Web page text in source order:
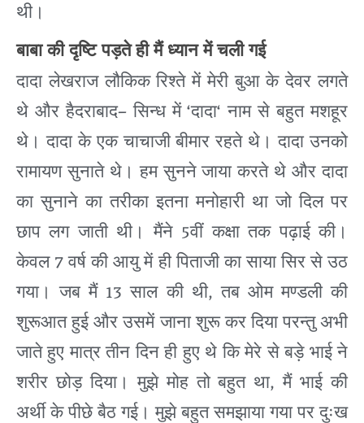
थी।
बाबा की दृष्टि पड़ते ही मैं ध्यान में चली गई
दादा लेखराज लौकिक रिश्ते में मेरी बुआ के देवर लगते
थे और हैदराबाद–सिन्ध में ‘दादा‘नाम से बहुत मशहूर
थे। दादा के एक चाचाजी बीमार रहते थे। दादा उनको
रामायण सुनाते थे। हम सुनने जाया करते थे और दादा
का सुनाने का तरीका इतना मनोहारी था जो दिल पर
छाप लग जाती थी। मैंने 5वीं कक्षा तक पढ़ाई की।
केवल 7वर्ष की आयु में ही पिताजी का साया सिर से उठ
गया।
जब मैं 13साल की थी,तब ओम मण्डली की
शुरूआत हुई और उसमें जाना शुरू कर दिया परन्तु अभी
जाते हुए मात्र तीन दिन ही हुए थे कि मेरे से बड़े भाई ने
शरीर छोड़ दिया। मुझे मोह तो बहुत था,मैं भाई की
अर्थी के पीछे बैठ गई। मुझे बहुत समझाया गया पर दुःख